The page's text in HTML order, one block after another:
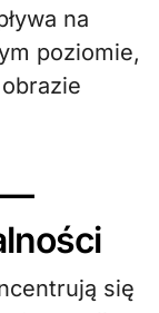
na
poziomie,
—
się